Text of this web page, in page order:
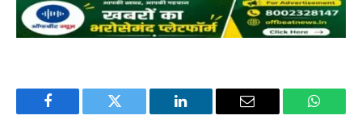
Facebook Twitter LinkedIn Email